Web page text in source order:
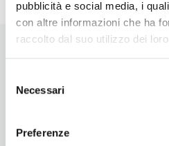
pubblicità e social media, i
con altre informazioni che ha
raccolto dal suo utilizzo dei
delNecessari
Preferenze
Vuoi aggiornamenti su cosa
di Pisa?